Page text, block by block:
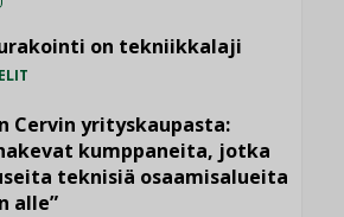
on tekniikkalaji
Cervin yrityskaupasta:
kumppaneita, jotka
teknisiä osaamisalueita
alle”